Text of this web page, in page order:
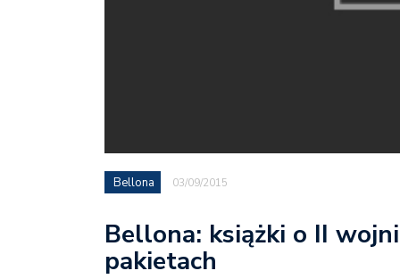
Bellona 03/09/2015
Bellona: książki o II
pakietach